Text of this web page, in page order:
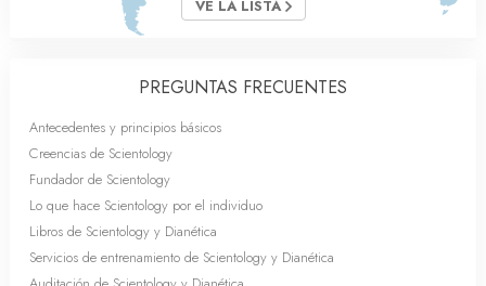
VE LA LISTA
PREGUNTAS FRECUENTES
Antecedentes y principios básicos
Creencias de Scientology
Fundador de Scientology
Lo que hace Scientology por el individuo
Libros de Scientology y Dianética
Servicios de entrenamiento de Scientology y Dianética